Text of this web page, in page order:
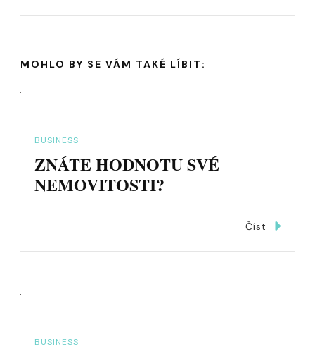
MOHLO BY SE VÁM TAKÉ LÍBIT:
BUSINESS
ZNÁTE HODNOTU SVÉ
NEMOVITOSTI?
Číst
BUSINESS